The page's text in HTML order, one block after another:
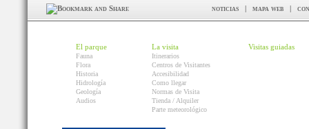
noticias mapa web
El parque
Fauna
Flora
Historia
Hidrología
Geología
Audios
La visita
Itinerarios
Centros de Visitantes
Accesibilidad
Como llegar
Normas de Visita
Tienda / Alquiler
Parte meteorológico
Visitas guiadas